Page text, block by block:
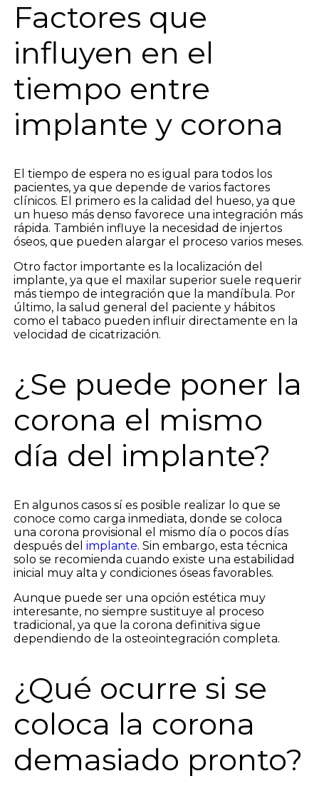
Factores que
influyen en el
tiempo entre
implante y corona
El tiempo de espera no es igual para todos los
pacientes, ya que depende de varios factores
clínicos. El primero es la calidad del hueso, ya que
un hueso más denso favorece una integración más
rápida. También influye la necesidad de injertos
óseos, que pueden alargar el proceso varios meses.
Otro factor importante es la localización del
implante, ya que el maxilar superior suele requerir
más tiempo de integración que la mandíbula. Por
último, la salud general del paciente y hábitos
como el tabaco pueden influir directamente en la
velocidad de cicatrización.
¿Se puede poner la
corona el mismo
día del implante?
En algunos casos sí es posible realizar lo que se
conoce como carga inmediata, donde se coloca
una corona provisional el mismo día o pocos días
después del implante. Sin embargo, esta técnica
solo se recomienda cuando existe una estabilidad
inicial muy alta y condiciones óseas favorables.
Aunque puede ser una opción estética muy
interesante, no siempre sustituye al proceso
tradicional, ya que la corona definitiva sigue
dependiendo de la osteointegración completa.
¿Qué ocurre si se
coloca la corona
demasiado pronto?